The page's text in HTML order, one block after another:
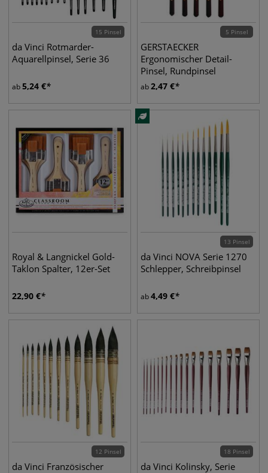
15 Pinsel
da Vinci Rotmarder-
Aquarellpinsel, Serie 36
ab5,24 €
5 Pinsel
GERSTAECKER
Ergonomischer Detail-
Pinsel, Rundpinsel
ab2,47 €
Royal & Langnickel Gold-
Taklon Spalter, 12er-Set
22,90 €
13 Pinsel
da Vinci NOVA Serie 1270
Schlepper, Schreibpinsel
ab4,49 €
12 Pinsel
da Vinci Französischer
18 Pinsel
da Vinci Kolinsky, Serie